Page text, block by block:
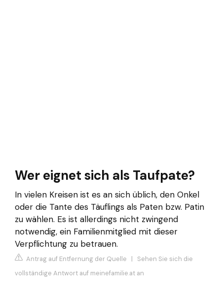
Wer eignet sich als Taufpate?
In vielen Kreisen ist es an sich üblich, den Onkel
oder die Tante des Täuflings als Paten bzw. Patin
zu wählen. Es ist allerdings nicht zwingend
notwendig, ein Familienmitglied mit dieser
Verpflichtung zu betrauen.
Antrag auf Entfernung der Quelle | Sehen Sie sich die
vollständige Antwort auf meinefamilie.at an